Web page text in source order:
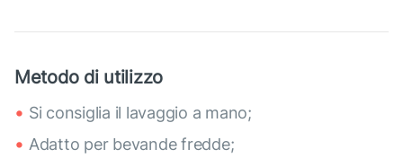
Metodo di utilizzo
Si consiglia il lavaggio a mano;
Adatto per bevande fredde;